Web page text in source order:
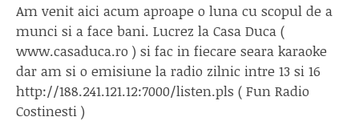
Am venit aici acum aproape o luna cu scopul de a
munci si a face bani. Lucrez la Casa Duca (
www.casaduca.ro ) si fac in fiecare seara karaoke
dar am si o emisiune la radio zilnic intre 13 si 16
http://188.241.121.12:7000/listen.pls ( Fun Radio
Costinesti )